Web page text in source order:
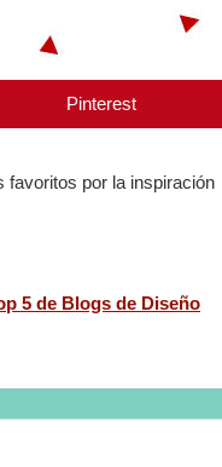
Pinterest
favoritos por la inspiración
5 de Blogs de Diseño